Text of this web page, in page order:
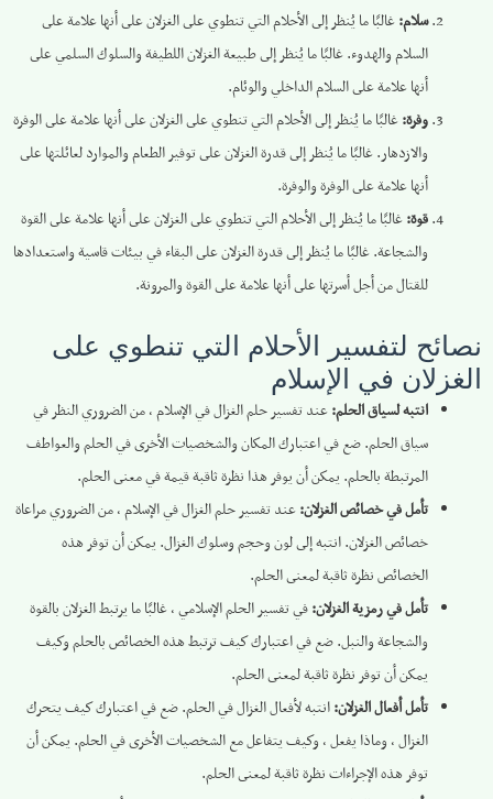
سلام:غالبًا ما يُنظر إلى الأحلام التي تنطوي على الغزلان على أنها علامة على
السلام والهدوء. غالبًا ما يُنظر إلى طبيعة الغزلان اللطيفة والسلوك السلمي على
أنها علامة على السلام الداخلي والوئام.
وفرة:غالبًا ما يُنظر إلى الأحلام التي تنطوي على الغزلان على أنها علامة على الوفرة
والازدهار. غالبًا ما يُنظر إلى قدرة الغزلان على توفير الطعام والموارد لعائلتها على
أنها علامة على الوفرة والوفرة.
قوة:غالبًا ما يُنظر إلى الأحلام التي تنطوي على الغزلان على أنها علامة على القوة
والشجاعة. غالبًا ما يُنظر إلى قدرة الغزلان على البقاء في بيئات قاسية واستعدادها
للقتال من أجل أسرتها على أنها علامة على القوة والمرونة.
نصائح لتفسير الأحلام التي تنطوي على
الغزلان في الإسلام
انتبه لسياق الحلم:عند تفسير حلم الغزال في الإسلام ، من الضروري النظر في
سياق الحلم. ضع في اعتبارك المكان والشخصيات الأخرى في الحلم والعواطف
المرتبطة بالحلم. يمكن أن يوفر هذا نظرة ثاقبة قيمة في معنى الحلم.
تأمل في خصائص الغزلان:عند تفسير حلم الغزال في الإسلام ، من الضروري مراعاة
خصائص الغزلان. انتبه إلى لون وحجم وسلوك الغزال. يمكن أن توفر هذه
الخصائص نظرة ثاقبة لمعنى الحلم.
تأمل في رمزية الغزلان:في تفسير الحلم الإسلامي ، غالبًا ما يرتبط الغزلان بالقوة
والشجاعة والنبل. ضع في اعتبارك كيف ترتبط هذه الخصائص بالحلم وكيف
يمكن أن توفر نظرة ثاقبة لمعنى الحلم.
تأمل أفعال الغزلان:انتبه لأفعال الغزال في الحلم. ضع في اعتبارك كيف يتحرك
الغزال ، وماذا يفعل ، وكيف يتفاعل مع الشخصيات الأخرى في الحلم. يمكن أن
توفر هذه الإجراءات نظرة ثاقبة لمعنى الحلم.